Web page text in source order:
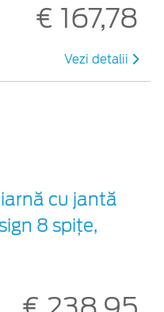
€ 167,78
Vezi detalii
cu jantă
8 spițe,